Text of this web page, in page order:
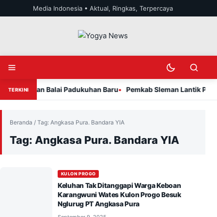
Lewati ke kontenMedia Indonesia • Aktual, Ringkas, Terpercaya
TERKINIdan Balai Padukuhan Baru Pemkab Sleman Lantik
Beranda / Tag: Angkasa Pura. Bandara YIA
Tag: Angkasa Pura. Bandara YIA
KULON PROGO
Keluhan Tak Ditanggapi Warga Keboan
Karangwuni Wates Kulon Progo Besuk
Nglurug PT Angkasa Pura